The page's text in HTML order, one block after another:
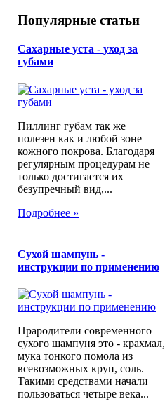
Популярные статьи
Сахарные уста - уход за
губами
Пиллинг губам так же
полезен как и любой зоне
кожного покрова. Благодаря
регулярным процедурам не
только достигается их
безупречный вид,...
Подробнее »
Сухой шампунь -
инструкции по применению
Прародители современного
сухого шампуня это - крахмал,
мука тонкого помола из
всевозможных круп, соль.
Такими средствами начали
пользоваться четыре века...